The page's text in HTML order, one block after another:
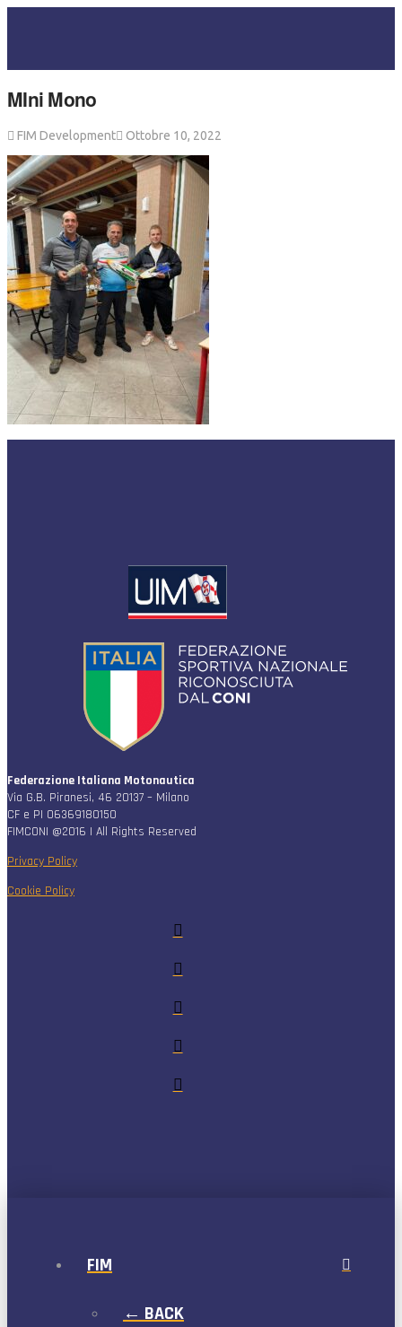
MIni Mono
FIM Development Ottobre 10, 2022
Federazione Italiana Motonautica
Via G.B. Piranesi, 46 20137 – Milano
CF e PI 06369180150
FIMCONI @2016 | All Rights Reserved
Privacy Policy
Cookie Policy
FIM
← BACK